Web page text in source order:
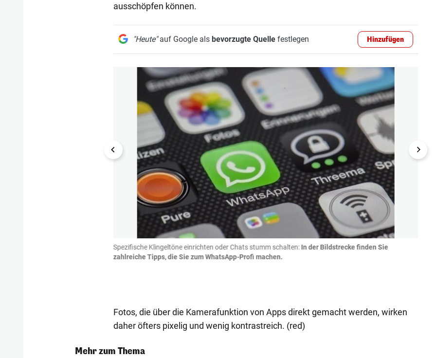
ausschöpfen können.
"Heute"auf Google als bevorzugte Quellefestlegen Hinzufügen
1/19
Spezifische Klingeltöne einrichten oder Chats stumm schalten:In der Bildstrecke finden Sie
zahlreiche Tipps, die Sie zum WhatsApp-Profi machen.
Fotos, die über die Kamerafunktion von Apps direkt gemacht werden, wirken
daher öfters pixelig und wenig kontrastreich. (red)
Mehr zum Thema